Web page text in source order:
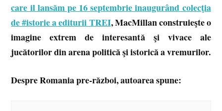
care il lansăm pe 16 septembrie inaugurând colecţia
de #istorie a editurii TREI, MacMillan construieşte o
imagine extrem de interesantă şi vivace ale
jucătorilor din arena politică şi istorică a vremurilor.
Despre Romania pre-război, autoarea spune: